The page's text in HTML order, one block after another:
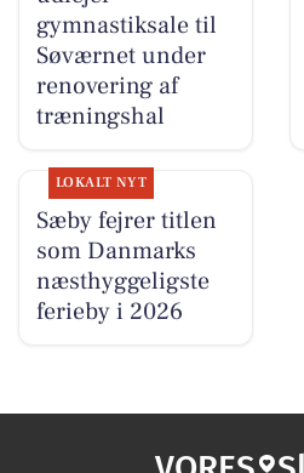
gymnastiksale til
Søværnet under
renovering af
træningshal
LOKALT NYT
Sæby fejrer titlen
som Danmarks
næsthyggeligste
ferieby i 2026